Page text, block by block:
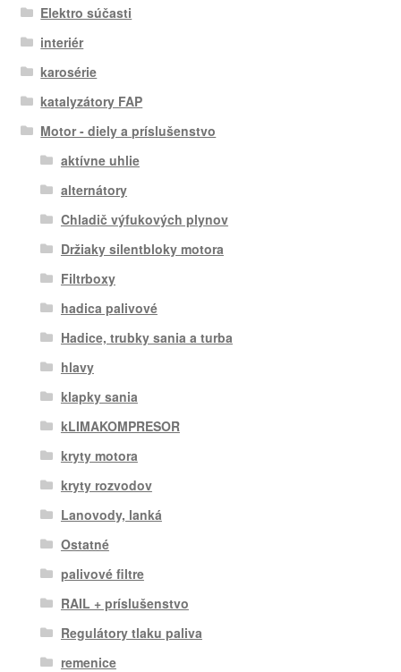
Elektro súčasti
interiér
karosérie
katalyzátory FAP
Motor - diely a príslušenstvo
aktívne uhlie
alternátory
Chladič výfukových plynov
Držiaky silentbloky motora
Filtrboxy
hadica palivové
Hadice, trubky sania a turba
hlavy
klapky sania
kLIMAKOMPRESOR
kryty motora
kryty rozvodov
Lanovody, lanká
Ostatné
palivové filtre
RAIL + príslušenstvo
Regulátory tlaku paliva
remenice